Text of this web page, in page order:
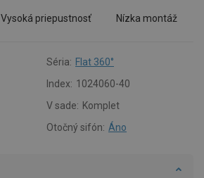
Vysoká priepustnosť Nízka montáž
Séria: Flat 360°
Index: 1024060-40
V sade: Komplet
Otočný sifón: Áno